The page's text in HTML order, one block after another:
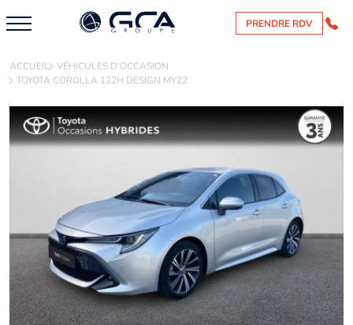
PRENDRE RDV
ACCUEIL VÉHICULES D'OCCASION
TOYOTA COROLLA 122H DESIGN MY22